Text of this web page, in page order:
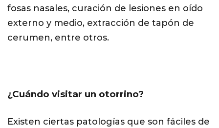
fosas nasales, curación de lesiones en oído
externo y medio, extracción de tapón de
cerumen, entre otros.
¿Cuándo visitar un otorrino?
Existen ciertas patologías que son fáciles de